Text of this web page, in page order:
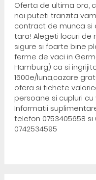
Oferta de ultima ora,
noi puteti tranzita
contract de munca si
tara! Alegeti locuri de
sigure si foarte bine
ferme de vaci in
Hamburg) ca si
1600e/luna,cazare
ofera si tichete
persoane si cupluri cu
Informatii
telefon 0753405658 si
0742534595